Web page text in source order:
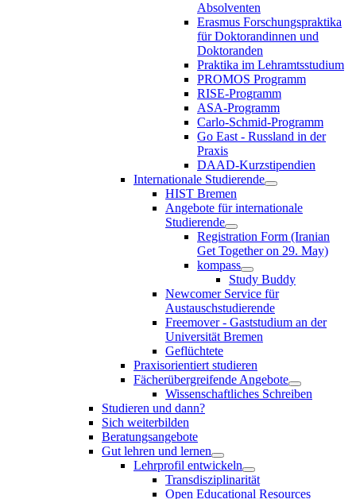
Absolventen
Erasmus Forschungspraktika
für Doktorandinnen und
Doktoranden
Praktika im Lehramtsstudium
PROMOS Programm
RISE-Programm
ASA-Programm
Carlo-Schmid-Programm
Go East - Russland in der
Praxis
DAAD-Kurzstipendien
Internationale Studierende
HIST Bremen
Angebote für internationale
Studierende
Registration Form (Iranian
Get Together on 29. May)
kompass
Study Buddy
Newcomer Service für
Austauschstudierende
Freemover - Gaststudium an der
Universität Bremen
Geflüchtete
Praxisorientiert studieren
Fächerübergreifende Angebote
Wissenschaftliches Schreiben
Studieren und dann?
Sich weiterbilden
Beratungsangebote
Gut lehren und lernen
Lehrprofil entwickeln
Transdisziplinarität
Open Educational Resources